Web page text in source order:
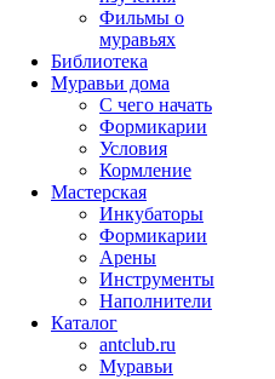
Фильмы о
муравьях
Библиотека
Муравьи дома
С чего начать
Формикарии
Условия
Кормление
Мастерская
Инкубаторы
Формикарии
Арены
Инструменты
Наполнители
Каталог
antclub.ru
Муравьи